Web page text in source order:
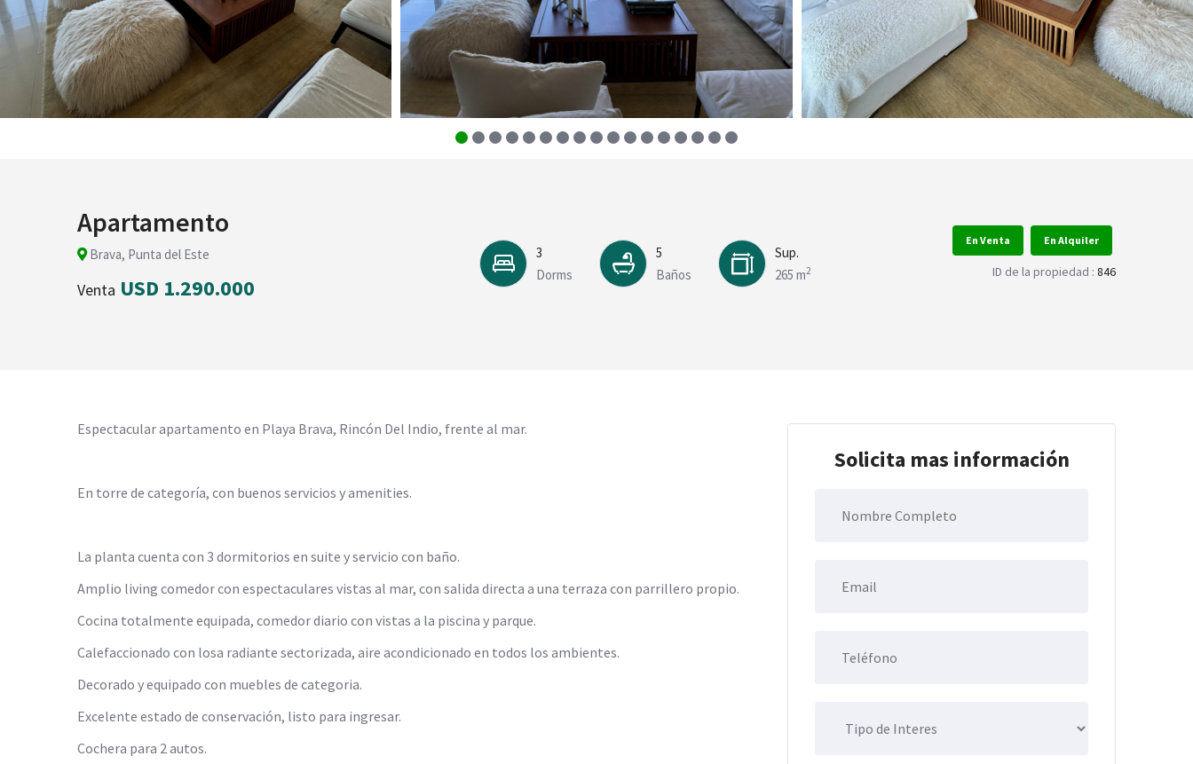
Apartamento
Brava, Punta del Este
Venta USD 1.290.000
3
Dorms
5
Baños
Sup.
265 m2
En Venta En Alquiler
ID de la propiedad : 846
Espectacular apartamento en Playa Brava, Rincón Del Indio, frente al mar.
En torre de categoría, con buenos servicios y amenities.
La planta cuenta con 3 dormitorios en suite y servicio con baño.
Amplio living comedor con espectaculares vistas al mar, con salida directa a una terraza con parrillero propio.
Cocina totalmente equipada, comedor diario con vistas a la piscina y parque.
Calefaccionado con losa radiante sectorizada, aire acondicionado en todos los ambientes.
Decorado y equipado con muebles de categoria.
Excelente estado de conservación, listo para ingresar.
Cochera para 2 autos.
Solicita mas información